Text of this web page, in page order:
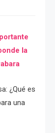
la
¿Qué es
una